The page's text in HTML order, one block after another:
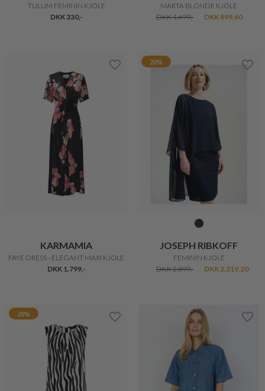
TULUM FEMININ KJOLE
DKK 330,-
MARTA BLONDE KJOLE
DKK 1.499,-
DKK 899,40
KARMAMIA
FAYE DRESS - ELEGANT MAXI KJOLE
DKK 1.799,-
20%
JOSEPH RIBKOFF
FEMININ KJOLE
DKK 2.899,-
DKK 2.319,20
20%